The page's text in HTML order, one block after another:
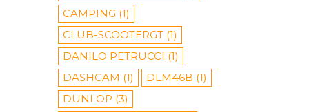
CAMPING (1)
CLUB-SCOOTERGT(1)
DANILO PETRUCCI (1)
DASHCAM (1) DLM46B (1)
DUNLOP (3)